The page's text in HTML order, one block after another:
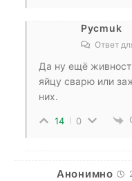
Pycmuk
Ответ
Да ну ещё
яйцу сварю или
них.
14 0
Анонимно